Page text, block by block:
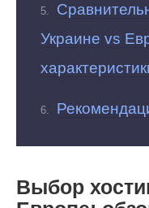
Украине vs
Выбор